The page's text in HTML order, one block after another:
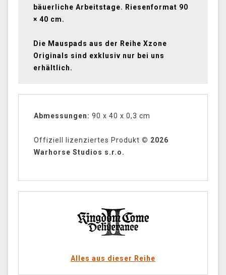
bäuerliche Arbeitstage. Riesenformat 90
× 40 cm.
Die Mauspads aus der Reihe Xzone
Originals sind exklusiv nur bei uns
erhältlich.
Abmessungen: 90 x 40 x 0,3 cm
Offiziell lizenziertes Produkt © 2026
Warhorse Studios s.r.o.
Alles aus dieser Reihe